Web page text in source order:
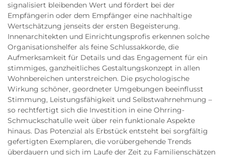
signalisiert bleibenden Wert und fördert bei der
Empfängerin oder dem Empfänger eine nachhaltige
Wertschätzung jenseits der ersten Begeisterung.
Innenarchitekten und Einrichtungsprofis erkennen solche
Organisationshelfer als feine Schlussakkorde, die
Aufmerksamkeit für Details und das Engagement für ein
stimmiges, ganzheitliches Gestaltungskonzept in allen
Wohnbereichen unterstreichen. Die psychologische
Wirkung schöner, geordneter Umgebungen beeinflusst
Stimmung, Leistungsfähigkeit und Selbstwahrnehmung –
so rechtfertigt sich die Investition in eine Ohrring-
Schmuckschatulle weit über rein funktionale Aspekte
hinaus. Das Potenzial als Erbstück entsteht bei sorgfältig
gefertigten Exemplaren, die vorübergehende Trends
überdauern und sich im Laufe der Zeit zu Familienschätzen